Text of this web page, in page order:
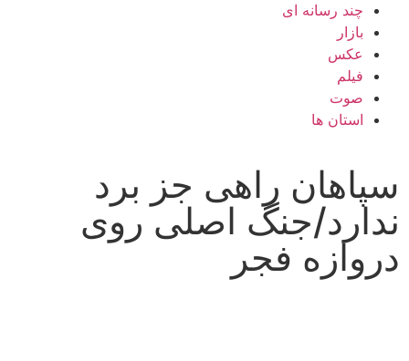
چند رسانه ای
بازار
عکس
فیلم
صوت
استان ها
سپاهان راهی جز برد
ندارد/جنگ اصلی روی
دروازه فجر